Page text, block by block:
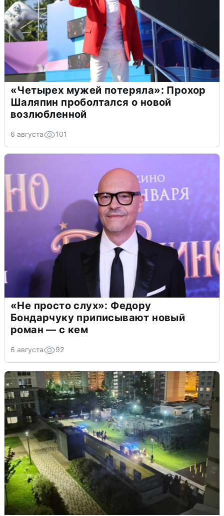
«Четырех мужей потеряла»: Прохор
Шаляпин проболтался о новой
возлюбленной
6 августа 101
«Не просто слух»: Федору
Бондарчуку приписывают новый
роман — с кем
6 августа 92